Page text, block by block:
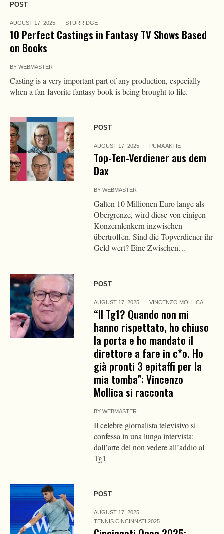
POST
AUGUST 17, 2025 STURRIDGE
10 Perfect Castings in Fantasy TV Shows Based
on Books
BY WEBMASTER
Casting is a very important part of any production, especially
when a fan-favorite fantasy book is being brought to life.
POST
AUGUST 17, 2025 PUMA AKTIE
Top-Ten-Verdiener aus dem
Dax
BYWEBMASTER
Galten 10 Millionen Euro lange als
Obergrenze, wird diese von einigen
Konzernlenkern inzwischen
übertroffen. Sind die Topverdiener ihr
Geld wert? Eine Zwischen…
POST
AUGUST 17, 2025 VINCENZO MOLLICA
“Il Tg1? Quando non mi
hanno rispettato, ho chiuso
la porta e ho mandato il
direttore a fare in c*o. Ho
già pronti 3 epitaffi per la
mia tomba”: Vincenzo
Mollica si racconta
BYWEBMASTER
Il celebre giornalista televisivo si
confessa in una lunga intervista:
dall’arte del non vedere all’addio al
Tg1
POST
AUGUST 17, 2025
TENNIS CINCINNATI 2025